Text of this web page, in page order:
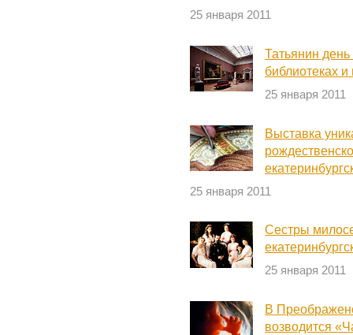
25 января 2011
Татьянин
библиотеках
25 января 2011
Выставка
25 января 2011
Сестры
25 января 2011
В
возводится